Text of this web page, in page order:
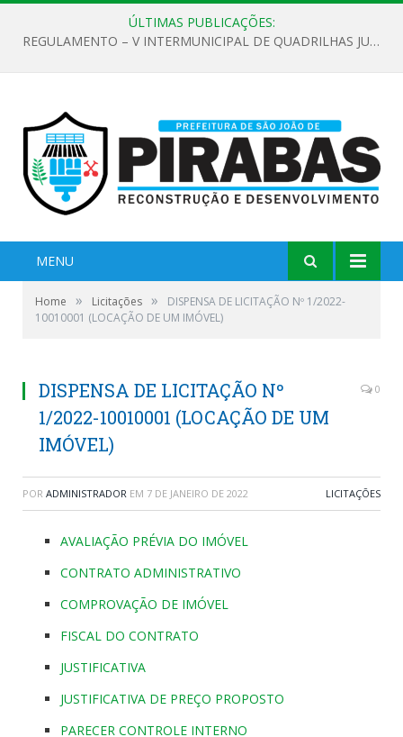
ÚLTIMAS PUBLICAÇÕES:
REGULAMENTO – V INTERMUNICIPAL DE QUADRILHAS JUNINAS 2026
MENU
Home » Licitações »
DISPENSA DE LICITAÇÃO Nº 1/2022-
10010001 (LOCAÇÃO DE UM IMÓVEL)
DISPENSA DE LICITAÇÃO Nº
1/2022-10010001 (LOCAÇÃO DE UM
IMÓVEL)
0
POR ADMINISTRADOR EM 7 DE JANEIRO DE 2022 LICITAÇÕES
AVALIAÇÃO PRÉVIA DO IMÓVEL
CONTRATO ADMINISTRATIVO
COMPROVAÇÃO DE IMÓVEL
FISCAL DO CONTRATO
JUSTIFICATIVA
JUSTIFICATIVA DE PREÇO PROPOSTO
PARECER CONTROLE INTERNO